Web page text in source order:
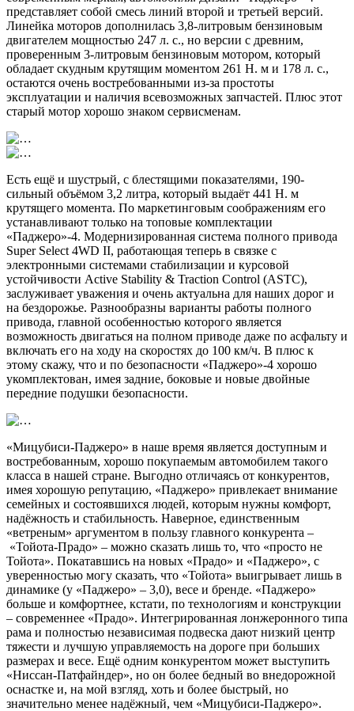
представляет собой смесь линий второй и третьей версий.
Линейка моторов дополнилась 3,8-литровым бензиновым
двигателем мощностью 247 л. с., но версии с древним,
проверенным 3-литровым бензиновым мотором, который
обладает скудным крутящим моментом 261 Н. м и 178 л. с.,
остаются очень востребованными из-за простоты
эксплуатации и наличия всевозможных запчастей. Плюс этот
старый мотор хорошо знаком сервисменам.
Есть ещё и шустрый, с блестящими показателями, 190-
сильный объёмом 3,2 литра, который выдаёт 441 Н. м
крутящего момента. По маркетинговым соображениям его
устанавливают только на топовые комплектации
«Паджеро»-4. Модернизированная система полного привода
Super Select 4WD II, работающая теперь в связке с
электронными системами стабилизации и курсовой
устойчивости Active Stability & Traction Control (ASTC),
заслуживает уважения и очень актуальна для наших дорог и
на бездорожье. Разнообразны варианты работы полного
привода, главной особенностью которого является
возможность двигаться на полном приводе даже по асфальту и
включать его на ходу на скоростях до 100 км/ч. В плюс к
этому скажу, что и по безопасности «Паджеро»-4 хорошо
укомплектован, имея задние, боковые и новые двойные
передние подушки безопасности.
«Мицубиси-Паджеро» в наше время является доступным и
востребованным, хорошо покупаемым автомобилем такого
класса в нашей стране. Выгодно отличаясь от конкурентов,
имея хорошую репутацию, «Паджеро» привлекает внимание
семейных и состоявшихся людей, которым нужны комфорт,
надёжность и стабильность. Наверное, единственным
«ветреным» аргументом в пользу главного конкурента –
«Тойота-Прадо» – можно сказать лишь то, что «просто не
Тойота». Покатавшись на новых «Прадо» и «Паджеро», с
уверенностью могу сказать, что «Тойота» выигрывает лишь в
динамике (у «Паджеро» – 3,0), весе и бренде. «Паджеро»
больше и комфортнее, кстати, по технологиям и конструкции
– современнее «Прадо». Интегрированная лонжеронного типа
рама и полностью независимая подвеска дают низкий центр
тяжести и лучшую управляемость на дороге при больших
размерах и весе. Ещё одним конкурентом может выступить
«Ниссан-Патфайндер», но он более бедный во внедорожной
оснастке и, на мой взгляд, хоть и более быстрый, но
значительно менее надёжный, чем «Мицубиси-Паджеро».